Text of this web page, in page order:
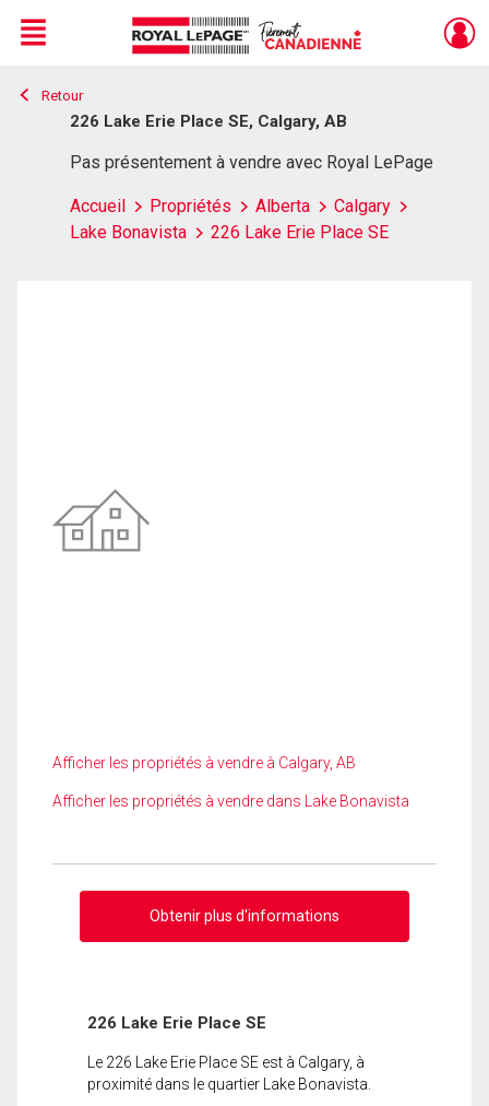
Live
En Direct
Menu
Retour
226 Lake Erie Place SE, Calgary, AB
Pas présentement à vendre avec Royal LePage
Accueil Propriétés Alberta
Calgary
Lake Bonavista
226 Lake Erie Place SE
Afficher les propriétés à vendre à Calgary, AB
Afficher les propriétés à vendre dans Lake Bonavista
Obtenir plus d'informations
226 Lake Erie Place SE
Le 226 Lake Erie Place SE est à Calgary, à
proximité dans le quartier Lake Bonavista.